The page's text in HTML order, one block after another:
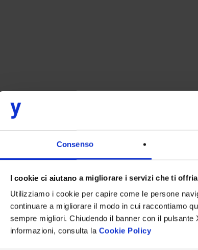
Consenso
I cookie ci aiutano a migliorare i servizi che ti
Utilizziamo i cookie per capire come le persone
continuare a migliorare il modo in cui raccontiamo
sempre migliori. Chiudendo il banner con il
informazioni, consulta la Cookie Policy